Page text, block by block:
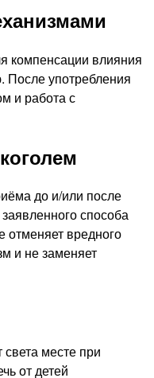
компенсации влияния
После употребления
и работа с
до и/или после
способа
отменяет вредного
и не заменяет
месте при
от детей